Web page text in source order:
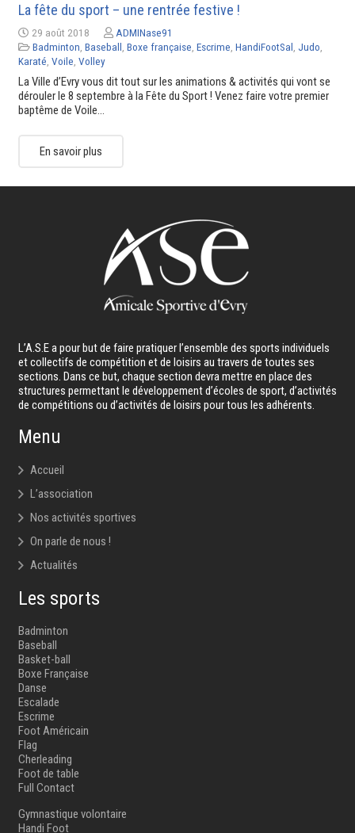
La fête du sport – une rentrée festive !
29 août 2018
ADMINase91
Badminton Baseball Boxe française Escrime HandiFootSal Judo
Karaté Voile Volley
La Ville d’Evry​ vous dit tout sur les animations & activités qui vont se
dérouler le 8 septembre à la Fête du Sport ! Venez faire votre premier
baptême de Voile…
En savoir plus
L’A.S.E a pour but de faire pratiquer l’ensemble des sports individuels
et collectifs de compétition et de loisirs au travers de toutes ses
sections. Dans ce but, chaque section devra mettre en place des
structures permettant le développement d’écoles de sport, d’activités
de compétitions ou d’activités de loisirs pour tous les adhérents.
Menu
Accueil
L’association
Nos activités sportives
On parle de nous !
Actualités
Les sports
Badminton
Baseball
Basket-ball
Boxe Française
Danse
Escalade
Escrime
Foot Américain
Flag
Cherleading
Foot de table
Full Contact
Gymnastique volontaire
Handi Foot